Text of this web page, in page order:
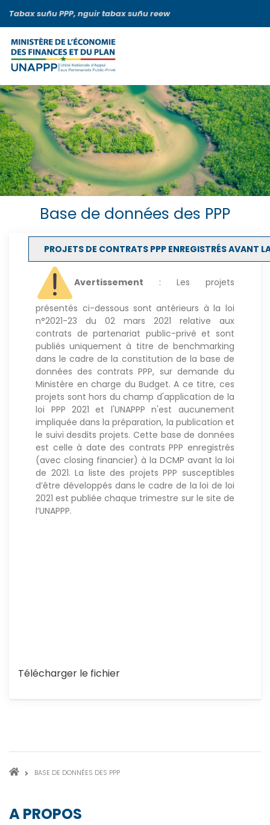
contenu
principal
Tabax suñu PPP, nguir tabax suñu reew
Base de données des PPP
PROJETS DE CONTRATS PPP ENREGISTRÉS AVANT
Avertissement : Les projets
présentés ci-dessous sont antérieurs à la loi
n°2021-23 du 02 mars 2021 relative aux
contrats de partenariat public-privé et sont
publiés uniquement à titre de benchmarking
dans le cadre de la constitution de la base de
données des contrats PPP, sur demande du
Ministère en charge du Budget. A ce titre, ces
projets sont hors du champ d'application de la
loi PPP 2021 et l'UNAPPP n'est aucunement
impliquée dans la préparation, la publication et
le suivi desdits projets. Cette base de données
est celle à date des contrats PPP enregistrés
(avec closing financier) à la DCMP avant la loi
de 2021. La liste des projets PPP susceptibles
d’être développés dans le cadre de la loi de loi
2021 est publiée chaque trimestre sur le site de
l’UNAPPP.
Télécharger le fichier
FIL
BASE DE DONNÉES DES PPP
A PROPOS